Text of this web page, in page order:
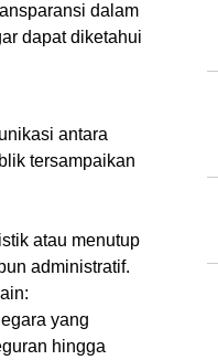
dalam
dapat diketahui
antara
tersampaikan
atau menutup
administratif.
yang
hingga